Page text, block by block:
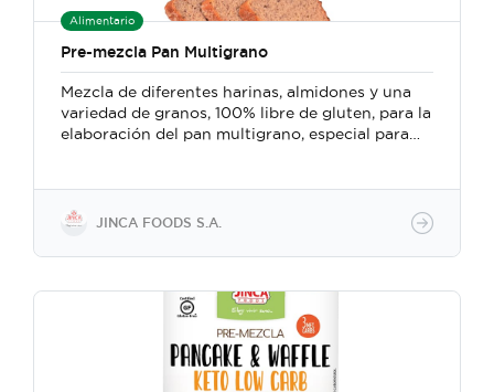
Alimentario
Pre-mezcla Pan Multigrano
Mezcla de diferentes harinas, almidones y una
variedad de granos, 100% libre de gluten, para la
elaboración del pan multigrano, especial para
JINCA FOODS S.A.